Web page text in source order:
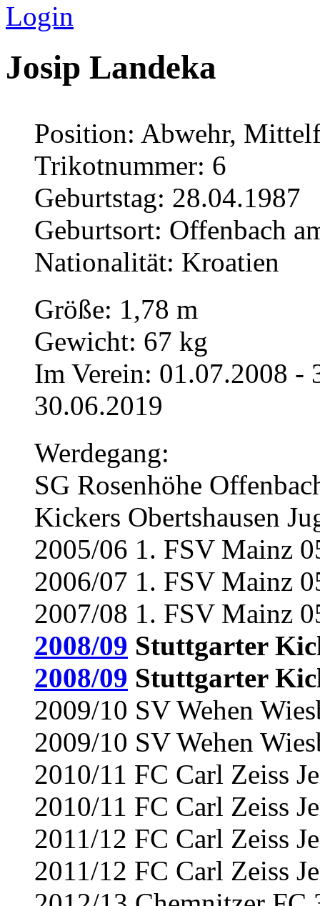
Login
Josip Landeka
Position: Abwehr,
Trikotnummer: 6
Geburtstag: 28.04.1987
Geburtsort: Offenbach
Nationalität: Kroatien
Größe: 1,78 m
Gewicht: 67 kg
Im Verein: 01.07.2008 -
30.06.2019
Werdegang:
SG Rosenhöhe
Kickers Obertshausen
2005/06 1. FSV Mainz
2006/07 1. FSV Mainz
2007/08 1. FSV Mainz
2008/09 Stuttgarter
2008/09 Stuttgarter
2009/10 SV Wehen
2009/10 SV Wehen
2010/11 FC Carl Zeiss
2010/11 FC Carl Zeiss
2011/12 FC Carl Zeiss
2011/12 FC Carl Zeiss